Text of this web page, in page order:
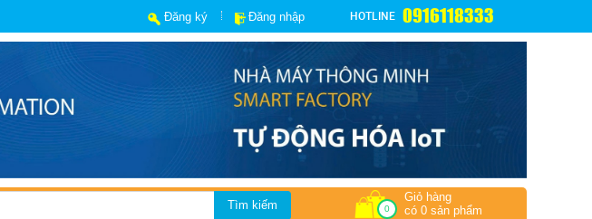
Đăng ký Đăng nhập HOTLINE 0916118333
0
Giỏ hàng
có 0 sản phẩm